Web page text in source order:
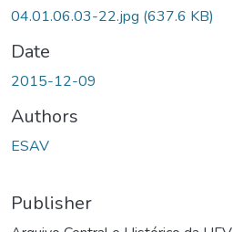
04.01.06.03-22.jpg (637.6 KB)
Date
2015-12-09
Authors
ESAV
Publisher